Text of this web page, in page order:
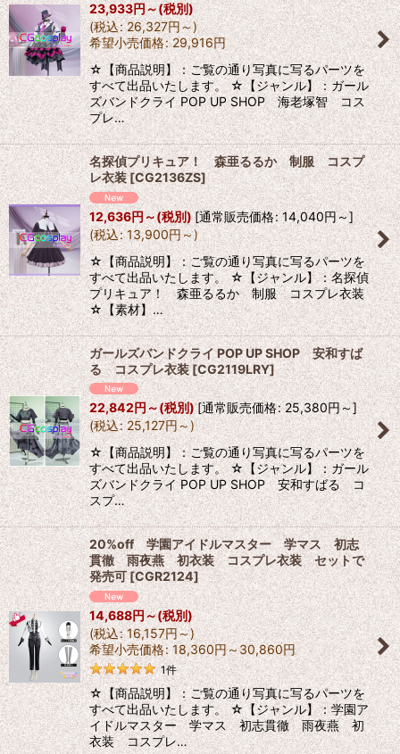
23,933円～(税別)
(税込: 26,327円～)
希望小売価格: 29,916円
☆【商品説明】：ご覧の通り写真に写るパーツを
すべて出品いたします。 ☆【ジャンル】：ガール
ズバンドクライ POP UP SHOP 海老塚智 コス
プレ…
名探偵プリキュア！ 森亜るるか 制服 コスプ
レ衣装 [CG2136ZS]
12,636円～(税別) [通常販売価格: 14,040円～]
(税込: 13,900円～)
☆【商品説明】：ご覧の通り写真に写るパーツを
すべて出品いたします。 ☆【ジャンル】：名探偵
プリキュア！ 森亜るるか 制服 コスプレ衣装
☆【素材】…
ガールズバンドクライ POP UP SHOP 安和すば
る コスプレ衣装 [CG2119LRY]
22,842円～(税別) [通常販売価格: 25,380円～]
(税込: 25,127円～)
☆【商品説明】：ご覧の通り写真に写るパーツを
すべて出品いたします。 ☆【ジャンル】：ガール
ズバンドクライ POP UP SHOP 安和すばる コ
スプ…
20%off 学園アイドルマスター 学マス 初志
貫徹 雨夜燕 初衣装 コスプレ衣装 セットで
発売可[CGR2124]
14,688円～(税別)
(税込: 16,157円～)
希望小売価格: 18,360円～30,860円
1件
☆【商品説明】：ご覧の通り写真に写るパーツを
すべて出品いたします。 ☆【ジャンル】：学園ア
イドルマスター 学マス 初志貫徹 雨夜燕 初
衣装 コスプレ…